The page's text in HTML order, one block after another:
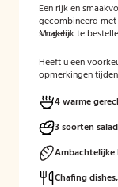
Een rijk en
gecombineerd
smaken.
Mogelijk te
Heeft u een
opmerkingen
4 warme
3 soorten
Chafing